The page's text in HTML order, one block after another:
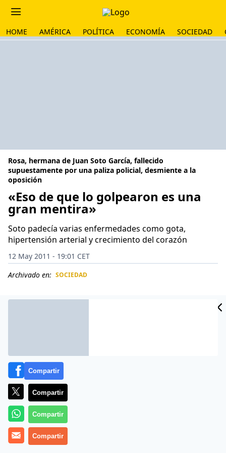
HOME AMÉRICA POLÍTICA ECONOMÍA SOCIEDAD
Rosa, hermana de Juan Soto García, fallecido
supuestamente por una paliza policial, desmiente a la
oposición
«Eso de que lo golpearon es una
gran mentira»
Soto padecía varias enfermedades como gota,
hipertensión arterial y crecimiento del corazón
12 May 2011 - 19:01 CET
Archivado en: SOCIEDAD
Familiares del fallecido opositor cubano Juan Wilfredo
Soto García niegan que éste fuera golpeado por la
Compartir
Compartir
Compartir
Compartir